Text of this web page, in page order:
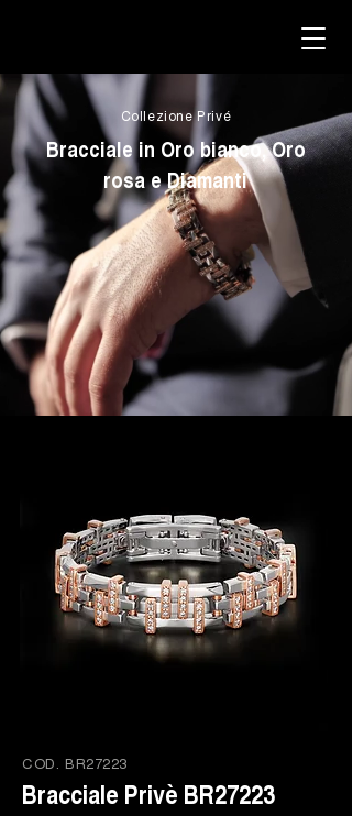
Collezione Privé
Bracciale in Oro bianco, Oro
rosa e Diamanti
COD. BR27223
Bracciale Privè BR27223